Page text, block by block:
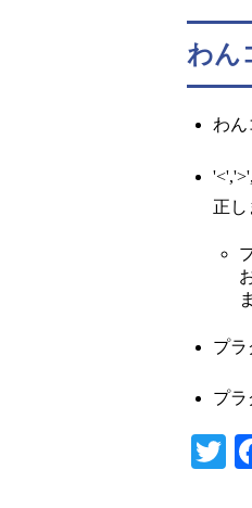
わん
わん
正し
プラ
プラ
T